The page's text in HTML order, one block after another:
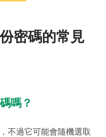
密碼的常見
嗎？
不過它可能會隨機選取